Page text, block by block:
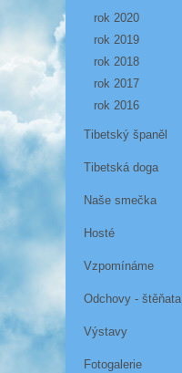
rok 2020
rok 2019
rok 2018
rok 2017
rok 2016
Tibetský španěl
Tibetská doga
Naše smečka
Hosté
Vzpomínáme
Odchovy - štěňata
Výstavy
Fotogalerie